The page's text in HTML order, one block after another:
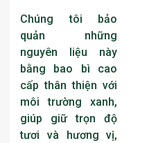
Chúng tôi bảo
quản những
nguyên liệu này
bằng bao bì cao
cấp thân thiện với
môi trường xanh,
giúp giữ trọn độ
tươi và hương vị,